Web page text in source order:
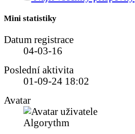
Mini statistiky
Datum registrace
04-03-16
Poslední aktivita
01-09-24 18:02
Avatar